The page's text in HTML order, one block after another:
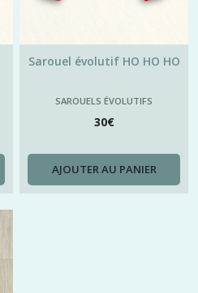
Sarouel évolutif HO HO HO
SAROUELS ÉVOLUTIFS
30€
AJOUTER AU PANIER